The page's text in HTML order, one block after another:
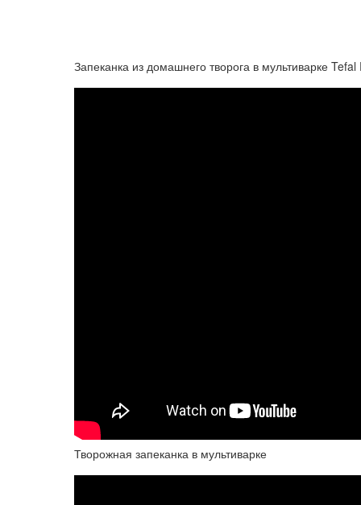
Запеканка из домашнего творога в мультиварке Tefal
Творожная запеканка в мультиварке